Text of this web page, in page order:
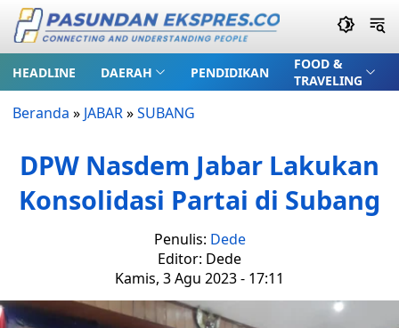
HEADLINE DAERAH PENDIDIKAN
FOOD &
TRAVELING
Beranda » JABAR»SUBANG
DPW Nasdem Jabar Lakukan
Konsolidasi Partai di Subang
Penulis: Dede
Editor: Dede
Kamis, 3 Agu 2023 - 17:11